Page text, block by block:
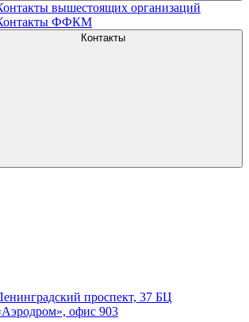
вышестоящих организаций
ФФКМ
Контакты
проспект, 37 БЦ
офис 903